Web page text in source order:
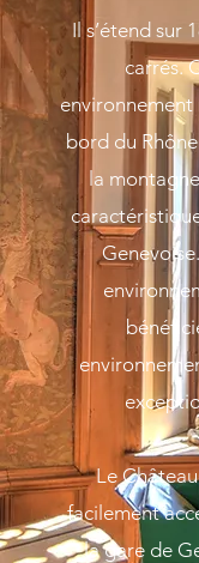
Il s’étend sur
carrés.
environnement
bord du
la
Le
facilement
la gare de